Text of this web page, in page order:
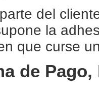
del
la
que curse
de